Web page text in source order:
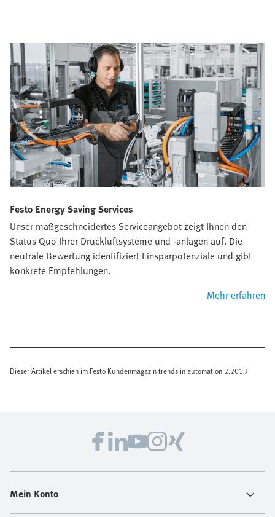
Festo Energy Saving Services
Unser maßgeschneidertes Serviceangebot zeigt Ihnen den
Status Quo Ihrer Druckluftsysteme und -anlagen auf. Die
neutrale Bewertung identifiziert Einsparpotenziale und gibt
konkrete Empfehlungen.
Mehr erfahren
Dieser Artikel erschien im Festo Kundenmagazin trends in automation 2.2013
Mein Konto